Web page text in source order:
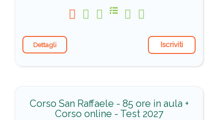
Dettagli Iscriviti
Corso San Raffaele - 85 ore in aula +
Corso online - Test 2027